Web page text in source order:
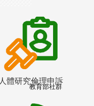
人體研究倫理申訴
教育部社群